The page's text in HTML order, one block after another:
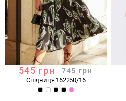
545 грн 745 грн
Спідниця 162250/16